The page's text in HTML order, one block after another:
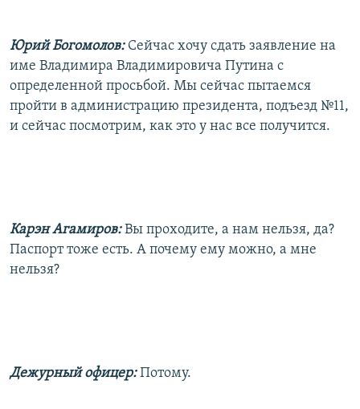
Юрий Богомолов: Сейчас хочу сдать заявление на
име Владимира Владимировича Путина с
определенной просьбой. Мы сейчас пытаемся
пройти в администрацию президента, подъезд №11,
и сейчас посмотрим, как это у нас все получится.
Карэн Агамиров:Вы проходите, а нам нельзя, да?
Паспорт тоже есть. А почему ему можно, а мне
нельзя?
Дежурный офицер:Потому.